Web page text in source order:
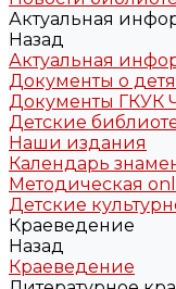
Актуальная
Назад
Актуальная
Документы о
Документы ГКУК
Детские
Наши издания
Календарь
Методическая
Детские
Краеведение
Назад
Краеведение